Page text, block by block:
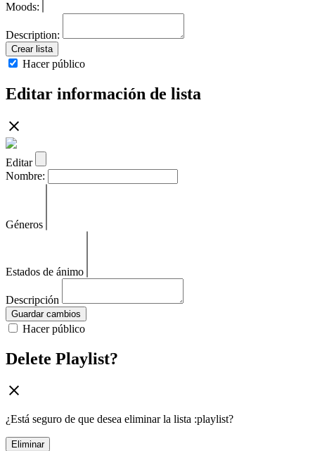
Moods:
Description:
Crear lista
Hacer público
Editar información de lista
Editar
Nombre:
Géneros
Estados de ánimo
Descripción
Guardar cambios
Hacer público
Delete Playlist?
¿Está seguro de que desea eliminar la lista :playlist?
Eliminar